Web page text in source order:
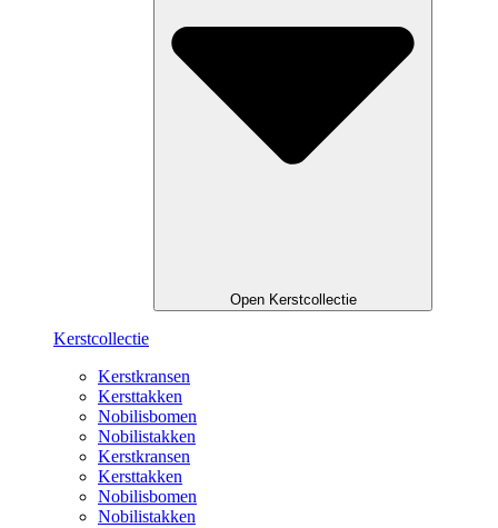
Open Kerstcollectie
Kerstcollectie
Kerstkransen
Kersttakken
Nobilisbomen
Nobilistakken
Kerstkransen
Kersttakken
Nobilisbomen
Nobilistakken